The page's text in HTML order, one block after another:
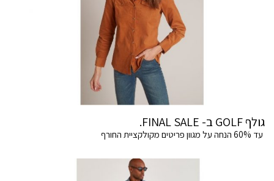
גולף GOLF ב- FINAL SALE.
עד 60% הנחה על מגוון פריטים מקולקציית החורף